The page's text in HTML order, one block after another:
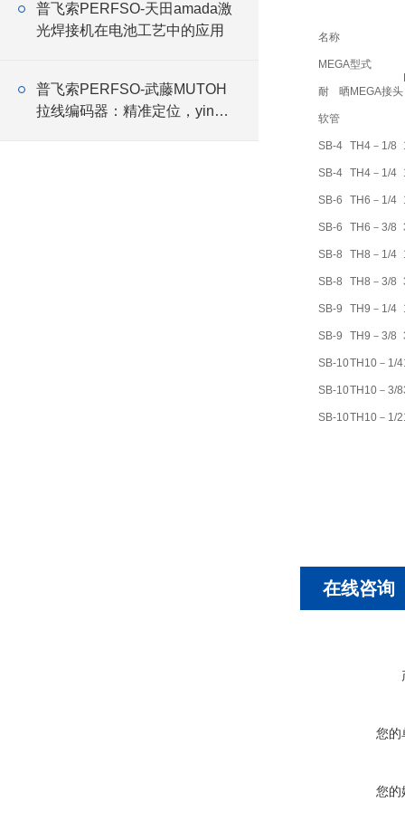
普飞索PERFSO-天田amada激
光焊接机在电池工艺中的应用
普飞索PERFSO-武藤MUTOH
拉线编码器：精准定位，yin领
名称
MEGA
耐晒
软管
型式
MEGA接头
SB-4 TH4－1/8
SB-4 TH4－1/4
SB-6 TH6－1/4
SB-6 TH6－3/8
SB-8 TH8－1/4
SB-8 TH8－3/8
SB-9 TH9－1/4
SB-9 TH9－3/8
SB-10TH10－1/4
SB-10TH10－3/8
SB-10TH10－1/2
在线咨询
您的
您的